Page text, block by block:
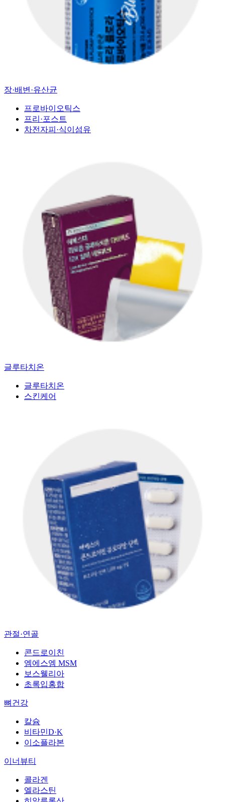
장·배변·유산균
프로바이오틱스
프리·포스트
차전자피·식이섬유
글루타치온
글루타치온
스킨케어
관절·연골
콘드로이친
엠에스엠 MSM
보스웰리아
초록입홍합
뼈건강
칼슘
비타민D·K
이소플라본
이너뷰티
콜라겐
엘라스틴